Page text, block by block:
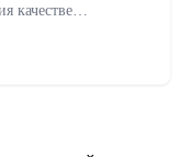
качестве…